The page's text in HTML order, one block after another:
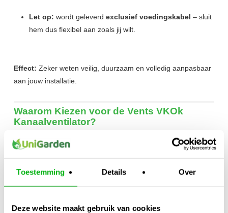
Toestemming Details Over
Deze website maakt gebruik van cookies
Let op: wordt geleverd exclusief voedingskabel – sluit
hem dus flexibel aan zoals jij wilt.
Effect: Zeker weten veilig, duurzaam en volledig aanpasbaar
aan jouw installatie.
Waarom Kiezen voor de Vents VKOk
Kanaalventilator?
Compact, krachtig en onderhoudsarm.
Meerdere modellen en flensmaten beschikbaar.
Met of zonder montagebeugel leverbaar.
Exclusief voedingskabelvoor maximale